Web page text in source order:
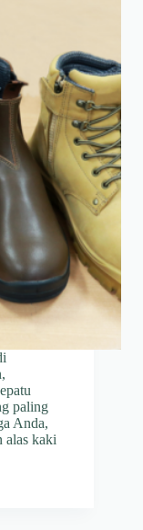
paling
Anda,
alas kaki